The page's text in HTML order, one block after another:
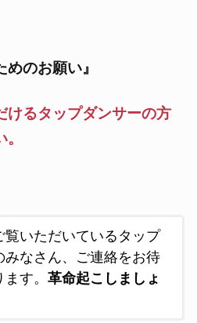
めのお願い』
けるタップダンサーの方
覧いただいているタップ
みなさん、ご連絡をお待
す。 革命起こしましょ